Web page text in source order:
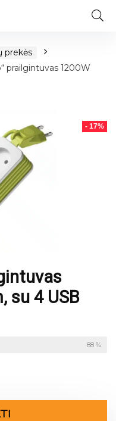
prekės
prailgintuvas 1200W
- 17%
su 4 USB
88 %